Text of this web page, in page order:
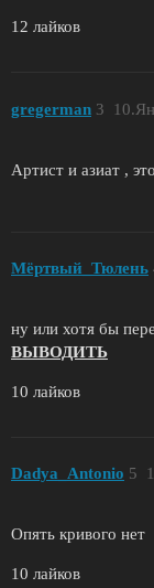
12 лайков
gregerman 3
Артист и азиат ,
Мёртвый_Тюлень
ну или хотя бы
ВЫВОДИТЬ
10 лайков
Dadya_Antonio 5
Опять кривого нет
10 лайков